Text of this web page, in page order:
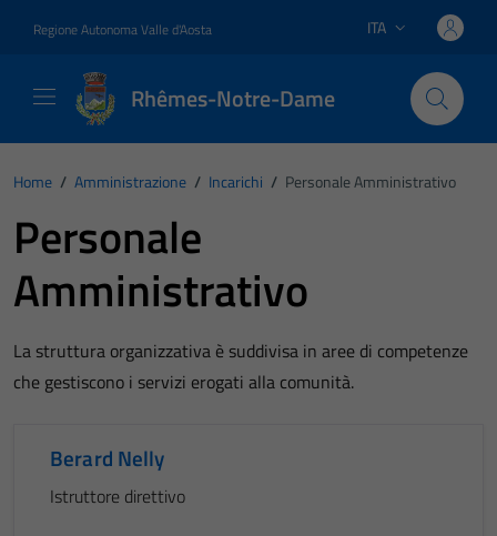
Regione Autonoma Valle d'Aosta Lingua attiva:
ITA
Rhêmes-Notre-Dame
Home / Amministrazione / Incarichi / Personale Amministrativo
Personale
Amministrativo
La struttura organizzativa è suddivisa in aree di competenze
che gestiscono i servizi erogati alla comunità.
Berard Nelly
Istruttore direttivo